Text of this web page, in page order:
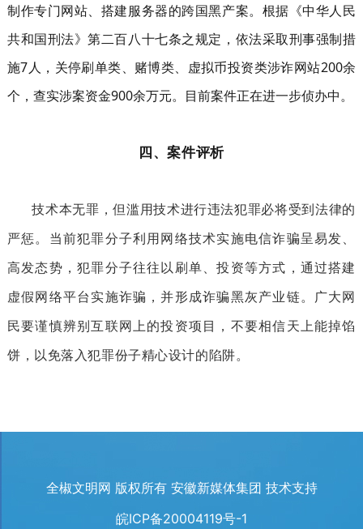
制作专门网站、搭建服务器的跨国黑产案。根据《中华人民
共和国刑法》第二百八十七条之规定，依法采取刑事强制措
施7人，关停刷单类、赌博类、虚拟币投资类涉诈网站200余
个，查实涉案资金900余万元。目前案件正在进一步侦办中。
四、案件评析
技术本无罪，但滥用技术进行违法犯罪必将受到法律的
严惩。当前犯罪分子利用网络技术实施电信诈骗呈易发、
高发态势，犯罪分子往往以刷单、投资等方式，通过搭建
虚假网络平台实施诈骗，并形成诈骗黑灰产业链。 广大网
民要谨慎辨别互联网上的投资项目，不要相信天上能掉馅
饼，以免落入犯罪份子精心设计的陷阱。
全椒文明网 版权所有 安徽新媒体集团 技术支持
皖ICP备20004119号-1